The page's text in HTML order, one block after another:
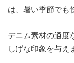
は、暑い季節でも
デニム素材の適度
しげな印象を与え